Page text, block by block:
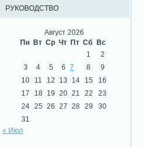
РУКОВОДСТВО
Август 2026
Пн Вт Ср Чт Пт Сб
Вс
1
2
3
4 5 6 7 8
9
10
11 12 13 14 15
16
17
18 19 20 21 22
23
24 25 26 27 28 29
30
31
« Июл